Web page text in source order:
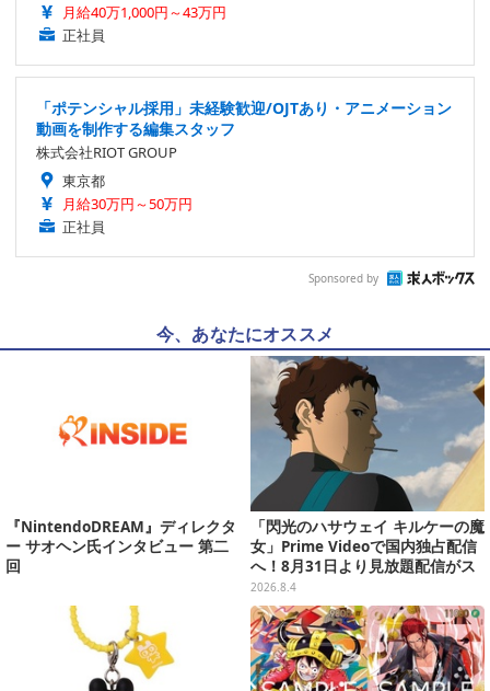
月給40万1,000円～43万円
正社員
「ポテンシャル採用」未経験歓迎/OJTあり・アニメーション
動画を制作する編集スタッフ
株式会社RIOT GROUP
東京都
月給30万円～50万円
正社員
Sponsored by
今、あなたにオススメ
『NintendoDREAM』ディレクタ
ー サオヘン氏インタビュー 第二
回
「閃光のハサウェイ キルケーの魔
女」Prime Videoで国内独占配信
へ！8月31日より見放題配信がス
タート
2026.8.4